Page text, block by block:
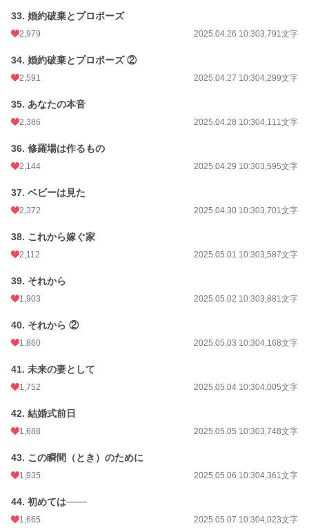
33. 婚約破棄とプロポーズ
2,979 2025.04.26 10:303,791文字
34. 婚約破棄とプロポーズ ②
2,591 2025.04.27 10:304,299文字
35. あなたの本音
2,386 2025.04.28 10:304,111文字
36. 修羅場は作るもの
2,144 2025.04.29 10:303,595文字
37. ベビーは見た
2,372 2025.04.30 10:303,701文字
38. これから嫁ぐ家
2,112 2025.05.01 10:303,587文字
39. それから
1,903 2025.05.02 10:303,881文字
40. それから ②
1,860 2025.05.03 10:304,168文字
41. 未来の妻として
1,752 2025.05.04 10:304,005文字
42. 結婚式前日
1,688 2025.05.05 10:303,748文字
43. この瞬間（とき）のために
1,935 2025.05.06 10:304,361文字
44. 初めては───
1,665 2025.05.07 10:304,023文字